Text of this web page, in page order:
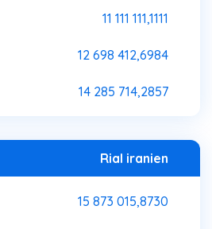
11 111 111,1111
12 698 412,6984
14 285 714,2857
Rial iranien
15 873 015,8730